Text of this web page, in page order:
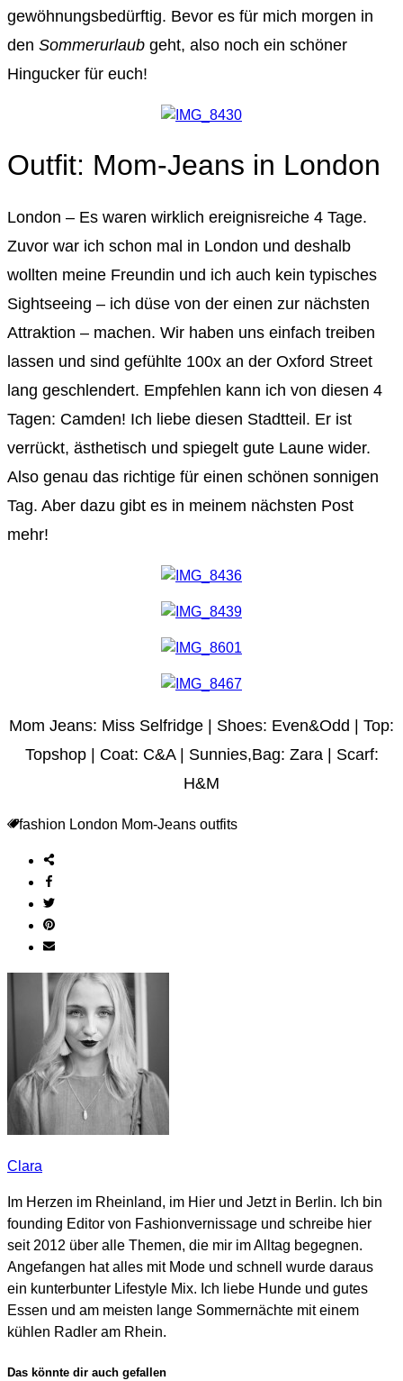
gewöhnungsbedürftig. Bevor es für mich morgen in
den Sommerurlaub geht, also noch ein schöner
Hingucker für euch!
Outfit: Mom-Jeans in London
London – Es waren wirklich ereignisreiche 4 Tage.
Zuvor war ich schon mal in London und deshalb
wollten meine Freundin und ich auch kein typisches
Sightseeing – ich düse von der einen zur nächsten
Attraktion – machen. Wir haben uns einfach treiben
lassen und sind gefühlte 100x an der Oxford Street
lang geschlendert. Empfehlen kann ich von diesen 4
Tagen: Camden! Ich liebe diesen Stadtteil. Er ist
verrückt, ästhetisch und spiegelt gute Laune wider.
Also genau das richtige für einen schönen sonnigen
Tag. Aber dazu gibt es in meinem nächsten Post
mehr!
Mom Jeans: Miss Selfridge | Shoes: Even&Odd | Top:
Topshop | Coat: C&A | Sunnies,Bag: Zara | Scarf:
H&M
fashion London Mom-Jeans outfits
Clara
Im Herzen im Rheinland, im Hier und Jetzt in Berlin. Ich bin
founding Editor von Fashionvernissage und schreibe hier
seit 2012 über alle Themen, die mir im Alltag begegnen.
Angefangen hat alles mit Mode und schnell wurde daraus
ein kunterbunter Lifestyle Mix. Ich liebe Hunde und gutes
Essen und am meisten lange Sommernächte mit einem
kühlen Radler am Rhein.
Das könnte dir auch gefallen